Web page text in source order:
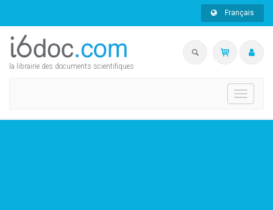
Français
la librairie des documents scientifiques
Toggle